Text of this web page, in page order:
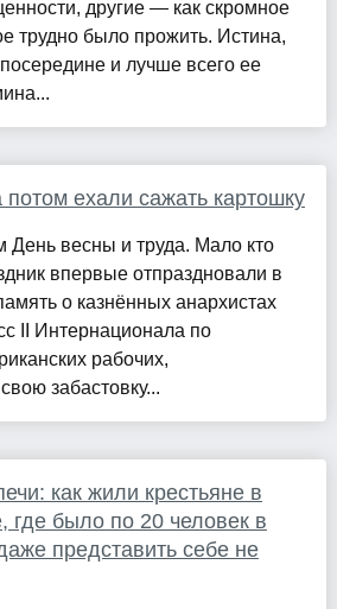
другие — как скромное
трудно было прожить. Истина,
и лучше всего ее
потом ехали сажать картошку
весны и труда. Мало кто
впервые отпраздновали в
о казнённых анархистах
II Интернационала по
рабочих,
забастовку...
как жили крестьяне в
где было по 20 человек в
представить себе не